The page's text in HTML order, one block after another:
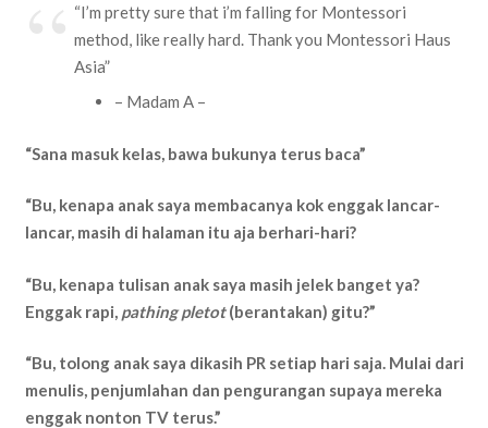
“I’m pretty sure that i’m falling for Montessori
method, like really hard. Thank you Montessori Haus
Asia”
– Madam A –
“Sana masuk kelas, bawa bukunya terus baca”
“Bu, kenapa anak saya membacanya kok enggak lancar-
lancar, masih di halaman itu aja berhari-hari?
“Bu, kenapa tulisan anak saya masih jelek banget ya?
Enggak rapi, pathing pletot(berantakan) gitu?”
“Bu, tolong anak saya dikasih PR setiap hari saja. Mulai dari
menulis, penjumlahan dan pengurangan supaya mereka
enggak nonton TV terus.”